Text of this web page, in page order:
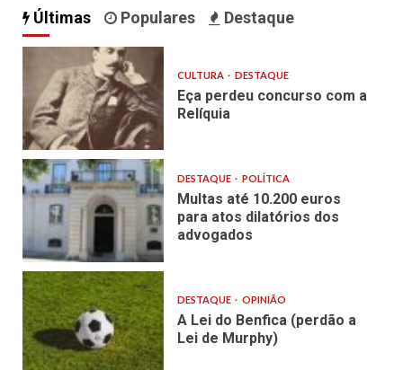
Últimas Populares Destaque
CULTURA DESTAQUE
Eça perdeu concurso com a
Relíquia
DESTAQUE POLÍTICA
Multas até 10.200 euros
para atos dilatórios dos
advogados
DESTAQUE OPINIÃO
A Lei do Benfica (perdão a
Lei de Murphy)